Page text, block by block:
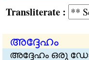
:
അദ്ദേഹം
അദ്ദേഹം ഒരു